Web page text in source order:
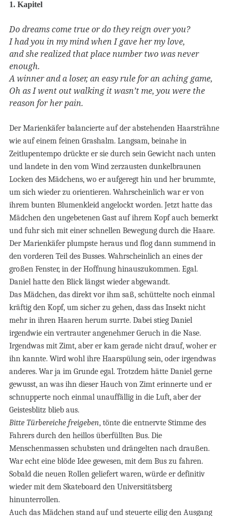
1. Kapitel
Do dreams come true or do they reign over you?
I had you in my mind when I gave her my love,
and she realized that place number two was never
enough.
A winner and a loser, an easy rule for an aching game,
Oh as I went out walking it wasn’t me, you were the
reason for her pain.
Der Marienkäfer balancierte auf der abstehenden Haarsträhne
wie auf einem feinen Grashalm. Langsam, beinahe in
Zeitlupentempo drückte er sie durch sein Gewicht nach unten
und landete in den vom Wind zerzausten dunkelbraunen
Locken des Mädchens, wo er aufgeregt hin und her brummte,
um sich wieder zu orientieren. Wahrscheinlich war er von
ihrem bunten Blumenkleid angelockt worden. Jetzt hatte das
Mädchen den ungebetenen Gast auf ihrem Kopf auch bemerkt
und fuhr sich mit einer schnellen Bewegung durch die Haare.
Der Marienkäfer plumpste heraus und flog dann summend in
den vorderen Teil des Busses. Wahrscheinlich an eines der
großen Fenster, in der Hoffnung hinauszukommen. Egal.
Daniel hatte den Blick längst wieder abgewandt.
Das Mädchen, das direkt vor ihm saß, schüttelte noch einmal
kräftig den Kopf, um sicher zu gehen, dass das Insekt nicht
mehr in ihren Haaren herum surrte. Dabei stieg Daniel
irgendwie ein vertrauter angenehmer Geruch in die Nase.
Irgendwas mit Zimt, aber er kam gerade nicht drauf, woher er
ihn kannte. Wird wohl ihre Haarspülung sein, oder irgendwas
anderes. War ja im Grunde egal. Trotzdem hätte Daniel gerne
gewusst, an was ihn dieser Hauch von Zimt erinnerte und er
schnupperte noch einmal unauffällig in die Luft, aber der
Geistesblitz blieb aus.
Bitte Türbereiche freigeben, tönte die entnervte Stimme des
Fahrers durch den heillos überfüllten Bus. Die
Menschenmassen schubsten und drängelten nach draußen.
War echt eine blöde Idee gewesen, mit dem Bus zu fahren.
Sobald die neuen Rollen geliefert waren, würde er definitiv
wieder mit dem Skateboard den Universitätsberg
hinunterrollen.
Auch das Mädchen stand auf und steuerte eilig den Ausgang